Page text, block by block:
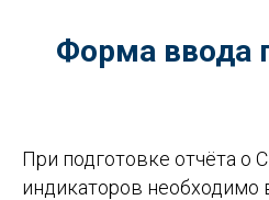
Форма ввода
При подготовке отчёта о
индикаторов необходимо